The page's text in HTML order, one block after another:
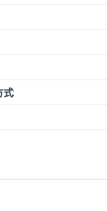
式: